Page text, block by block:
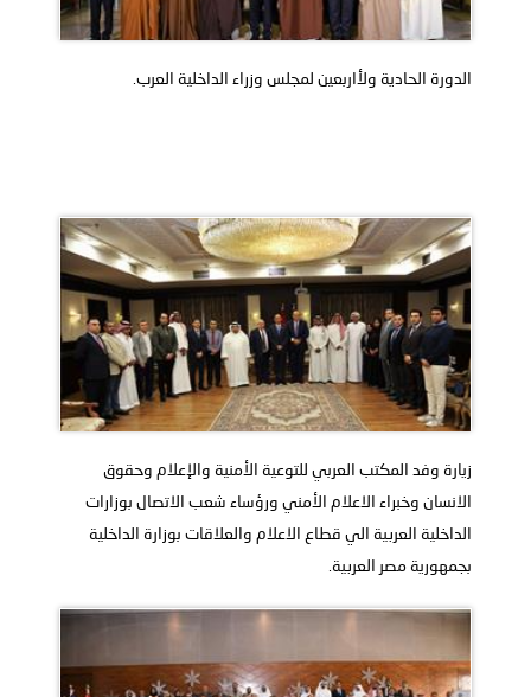
إنجازات
توعوية
الخدمات
الإلكترونية
صور
الأمانة
من
نحن
اتصل
بنا
الدورة الحادية ولأاربعين لمجلس وزراء الداخلية العرب.
زيارة وفد المكتب العربي للتوعية الأمنية والإعلام وحقوق
الانسان وخبراء الاعلام الأمني ورؤساء شعب الاتصال بوزارات
الداخلية العربية الي قطاع الاعلام والعلاقات بوزارة الداخلية
بجمهورية مصر العربية.